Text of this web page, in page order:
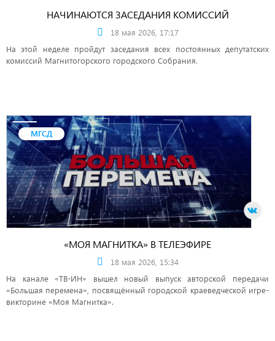
НАЧИНАЮТСЯ ЗАСЕДАНИЯ КОМИССИЙ
18 мая 2026, 17:17
На этой неделе пройдут заседания всех постоянных депутатских
комиссий Магнитогорского городского Собрания.
МГСД
«МОЯ МАГНИТКА» В ТЕЛЕЭФИРЕ
18 мая 2026, 15:34
На канале «ТВ-ИН» вышел новый выпуск авторской передачи
«Большая перемена», посвящённый городской краеведческой игре-
викторине «Моя Магнитка».